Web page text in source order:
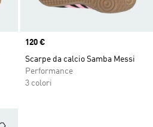
Price
120 €
Scarpe da calcio Samba Messi
Performance
3 colori